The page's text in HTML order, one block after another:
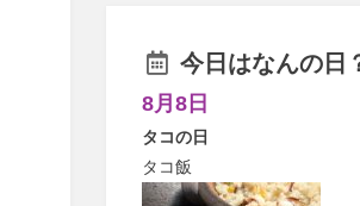
今日はなんの日
8月8日
タコの日
タコ飯